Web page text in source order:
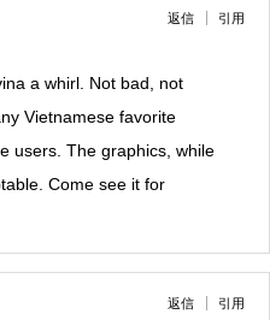
返信 引用
a whirl. Not bad, not
Vietnamese favorite
users. The graphics, while
Come see it for
返信 引用